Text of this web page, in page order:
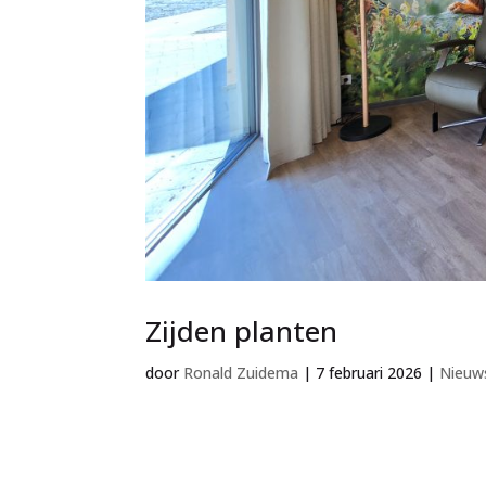
Zijden planten
door Ronald Zuidema | 7 februari 2026 |